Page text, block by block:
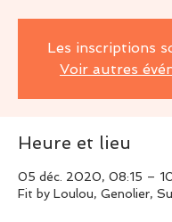
Les inscriptions
Voir autres
Heure et lieu
05 déc. 2020, 08:15 –
Fit by Loulou, Genolier,